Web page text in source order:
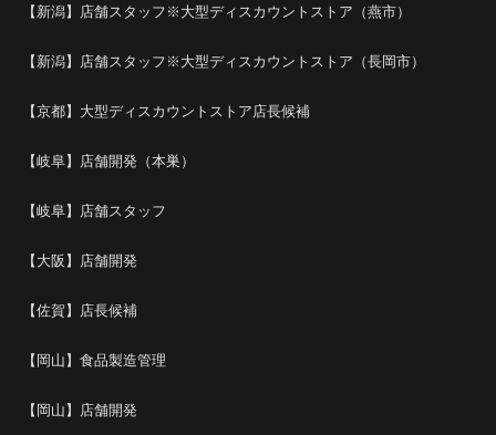
【新潟】店舗スタッフ※大型ディスカウントストア（燕市）
【新潟】店舗スタッフ※大型ディスカウントストア（長岡市）
【京都】大型ディスカウントストア店長候補
【岐阜】店舗開発（本巣）
【岐阜】店舗スタッフ
【大阪】店舗開発
【佐賀】店長候補
【岡山】食品製造管理
【岡山】店舗開発